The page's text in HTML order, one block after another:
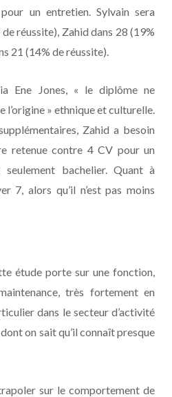
un entretien. Sylvain sera
réussite), Zahid dans 28 (19%
21 (14% de réussite).
Ene Jones, « le diplôme ne
l’origine » ethnique et culturelle.
Zahid a besoin
retenue contre 4 CV pour un
bachelier. Quant à
7, alors qu’il n’est pas moins
étude porte sur une fonction,
très fortement en
dans le secteur d’activité
on sait qu’il connaît presque
sur le comportement de